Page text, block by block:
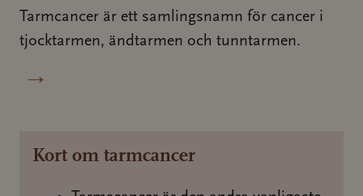
Tarmcancer är ett samlingsnamn för cancer i
tjocktarmen, ändtarmen och tunntarmen.
→
Kort om tarmcancer